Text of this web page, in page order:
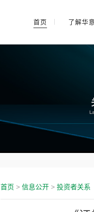
首页 了解华意
首页 > 信息公开> 投资者关系